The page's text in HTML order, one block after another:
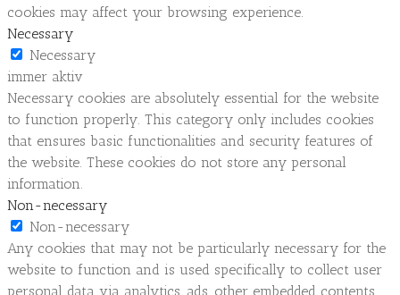
cookies may affect your browsing experience.
Necessary
Necessary
immer aktiv
Necessary cookies are absolutely essential for the website
to function properly. This category only includes cookies
that ensures basic functionalities and security features of
the website. These cookies do not store any personal
information.
Non-necessary
Non-necessary
Any cookies that may not be particularly necessary for the
website to function and is used specifically to collect user
personal data via analytics, ads, other embedded contents